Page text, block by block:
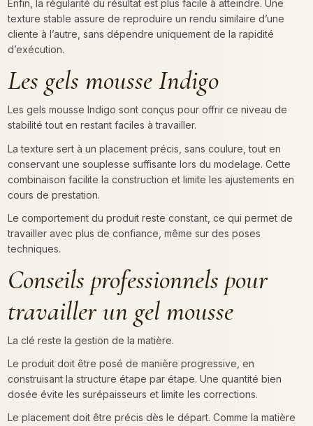
Enfin, la régularité du résultat est plus facile à atteindre. Une
texture stable assure de reproduire un rendu similaire d’une
cliente à l’autre, sans dépendre uniquement de la rapidité
d’exécution.
Les gels mousse Indigo
Les gels mousse Indigo sont conçus pour offrir ce niveau de
stabilité tout en restant faciles à travailler.
La texture sert à un placement précis, sans coulure, tout en
conservant une souplesse suffisante lors du modelage. Cette
combinaison facilite la construction et limite les ajustements en
cours de prestation.
Le comportement du produit reste constant, ce qui permet de
travailler avec plus de confiance, même sur des poses
techniques.
Conseils professionnels pour
travailler un gel mousse
La clé reste la gestion de la matière.
Le produit doit être posé de manière progressive, en
construisant la structure étape par étape. Une quantité bien
dosée évite les surépaisseurs et limite les corrections.
Le placement doit être précis dès le départ. Comme la matière